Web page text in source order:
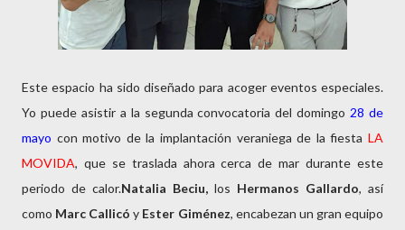
Este espacio ha sido diseñado para acoger eventos especiales.
Yo puede asistir a la segunda convocatoria del domingo 28 de
mayo con motivo de la implantación veraniega de la fiesta LA
MOVIDA, que se traslada ahora cerca de mar durante este
periodo de calor.Natalia Beciu, los Hermanos Gallardo, así
como Marc Callicóy Ester Giménez, encabezan un gran equipo